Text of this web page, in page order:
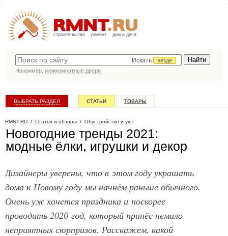
строительство ремонт дом и дача
Искать
везде
Например, межкомнатные двери
ВЫБРАТЬ РАЗДЕЛ СТАТЬИ ТОВАРЫ
RMNT.RU / Статьи и обзоры / Обустройство и уют
Новогодние тренды 2021:
модные ёлки, игрушки и декор
Дизайнеры уверены, что в этом году украшать
дома к Новому году мы начнём раньше обычного.
Очень уж хочется праздника и поскорее
проводить 2020 год, который принёс немало
неприятных сюрпризов. Расскажем, какой